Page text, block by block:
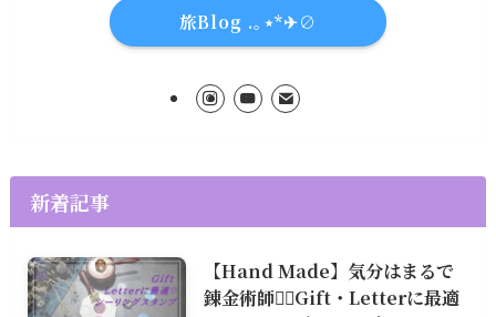
旅Blog .｡⋆*✈∅
新着記事
【Hand Made】気分はまるで
錬金術師🧙‍♀️Gift・Letterに最適